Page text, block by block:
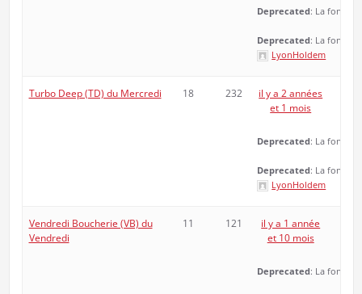
Deprecated: La
Deprecated: La
LyonHoldem
Turbo Deep (TD) du Mercredi 18 232
il y a 2 années
et 1 mois
Deprecated: La
Deprecated: La
LyonHoldem
Vendredi Boucherie (VB) du
Vendredi
11 121
il y a 1 année
et 10 mois
Deprecated: La